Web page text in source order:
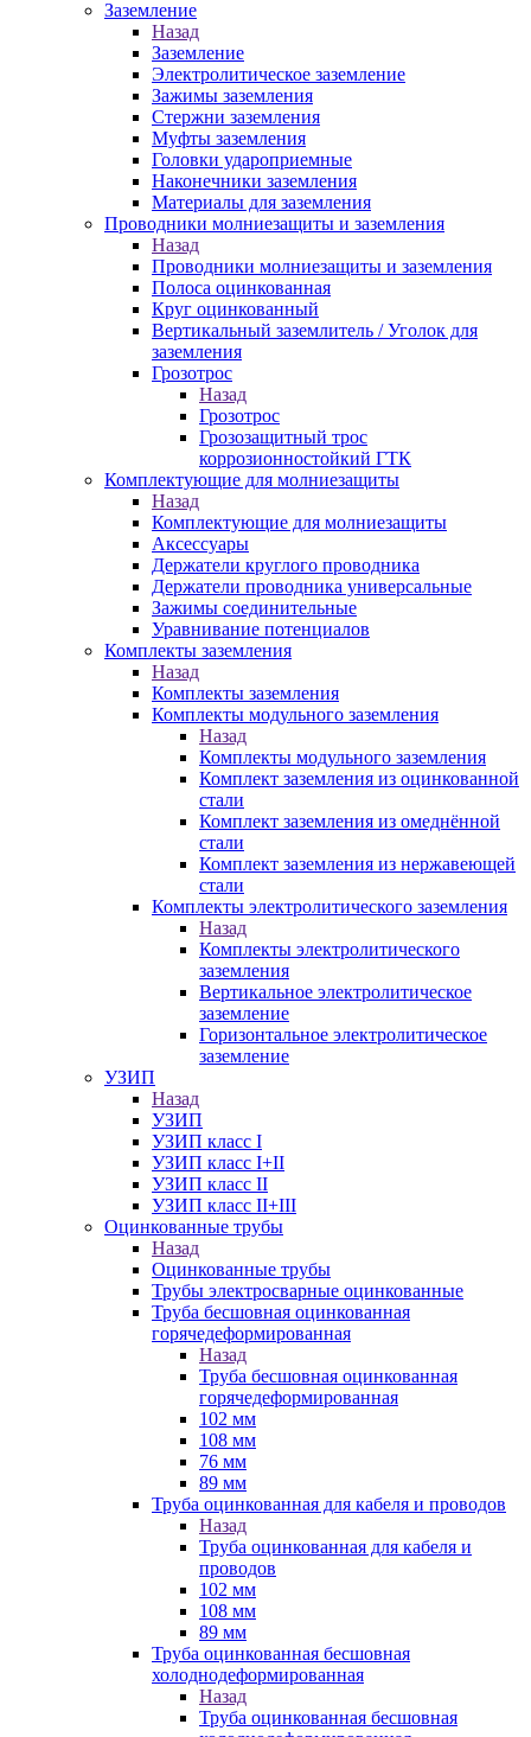
Заземление
Назад
Заземление
Электролитическое заземление
Зажимы заземления
Стержни заземления
Муфты заземления
Головки удароприемные
Наконечники заземления
Материалы для заземления
Проводники молниезащиты и заземления
Назад
Проводники молниезащиты и заземления
Полоса оцинкованная
Круг оцинкованный
Вертикальный заземлитель / Уголок для
заземления
Грозотрос
Назад
Грозотрос
Грозозащитный трос
коррозионностойкий ГТК
Комплектующие для молниезащиты
Назад
Комплектующие для молниезащиты
Аксессуары
Держатели круглого проводника
Держатели проводника универсальные
Зажимы соединительные
Уравнивание потенциалов
Комплекты заземления
Назад
Комплекты заземления
Комплекты модульного заземления
Назад
Комплекты модульного заземления
Комплект заземления из оцинкованной
стали
Комплект заземления из омеднённой
стали
Комплект заземления из нержавеющей
стали
Комплекты электролитического заземления
Назад
Комплекты электролитического
заземления
Вертикальное электролитическое
заземление
Горизонтальное электролитическое
заземление
УЗИП
Назад
УЗИП
УЗИП класс I
УЗИП класс I+II
УЗИП класс II
УЗИП класс II+III
Оцинкованные трубы
Назад
Оцинкованные трубы
Трубы электросварные оцинкованные
Труба бесшовная оцинкованная
горячедеформированная
Назад
Труба бесшовная оцинкованная
горячедеформированная
102 мм
108 мм
76 мм
89 мм
Труба оцинкованная для кабеля и проводов
Назад
Труба оцинкованная для кабеля и
проводов
102 мм
108 мм
89 мм
Труба оцинкованная бесшовная
холоднодеформированная
Назад
Труба оцинкованная бесшовная